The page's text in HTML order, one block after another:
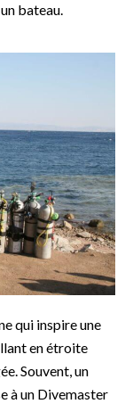
bateau.
qui inspire une
en étroite
Souvent, un
à un Divemaster